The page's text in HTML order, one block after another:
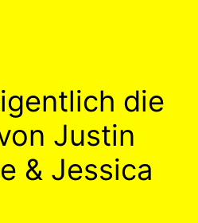
die
Justin
& Jessica